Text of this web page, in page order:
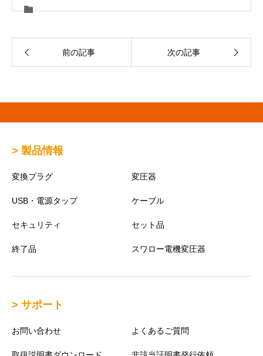
前の記事 次の記事
> 製品情報
変換プラグ 変圧器
USB・電源タップ ケーブル
セキュリティ セット品
終了品 スワロー電機変圧器
> サポート
お問い合わせ よくあるご質問